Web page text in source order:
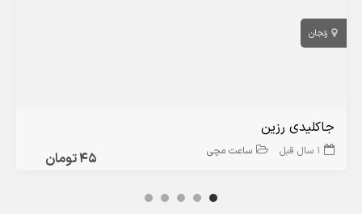
زنجان
45 تومان
جاکلیدی رزین
1 سال قبل ساعت مچی